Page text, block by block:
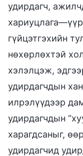
удирдагч,
гүйцэтгэхийн
нөхөрлөхтэй
хэлэлцэж,
удирдагчдын
илрэлүүдээр
удирдагчдын
харагдсаныг,
удирдагчид